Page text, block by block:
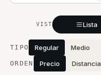
VISTA Lista
Estaciones cercanas
TIPO Regular Medio
ORDEN Precio Distancia